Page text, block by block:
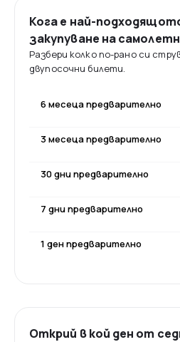
Кога е най-
закупуване на
Разбери колко по-рано си
двупосочни билети.
6 месеца предварително
3 месеца предварително
30 дни предварително
7 дни предварително
1 ден предварително
Открий в кой ден от